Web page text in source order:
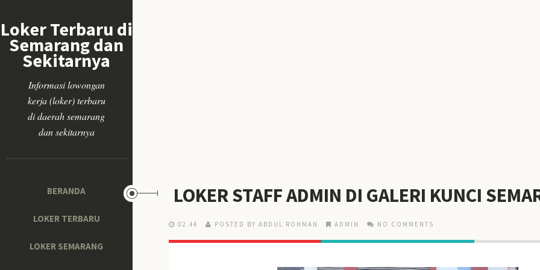
Loker Terbaru di
Semarang dan
Sekitarnya
Informasi lowongan
kerja (loker) terbaru
di daerah semarang
dan sekitarnya
BERANDA
LOKER TERBARU
LOKER SEMARANG
LOKER STAFF ADMIN DI GALERI KUNCI
02.44 POSTED BY ABDUL ROHMAN ADMIN NO COMMENTS